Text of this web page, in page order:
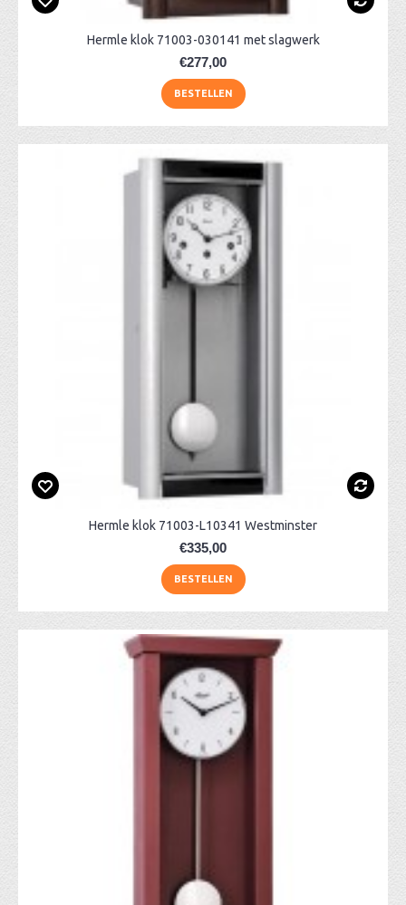
Hermle klok 71003-030141 met slagwerk
€277,00
BESTELLEN
Hermle klok 71003-L10341 Westminster
€335,00
BESTELLEN